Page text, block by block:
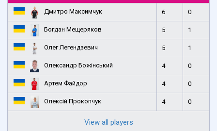
Дмитро Максимчук 6 0
Богдан Мещеряков 5 1
Олег Легендзевич 5 1
Олександр Божінський 4 0
Артем Файдор 4 0
Олексій Прокопчук 4 0
View all players